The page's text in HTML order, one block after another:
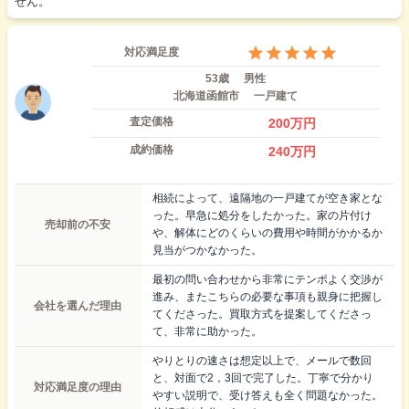
対応満足度
53歳
男性
北海道函館市
一戸建て
査定価格
200万円
成約価格 240万円
売却前の不安
相続によって、遠隔地の一戸建てが空き家とな
った。早急に処分をしたかった。家の片付け
や、解体にどのくらいの費用や時間がかかるか
見当がつかなかった。
会社を選んだ理由
最初の問い合わせから非常にテンポよく交渉が
進み、またこちらの必要な事項も親身に把握し
てくださった。買取方式を提案してくださっ
て、非常に助かった。
対応満足度の理由
やりとりの速さは想定以上で、メールで数回
と、対面で2，3回で完了した。丁寧で分かり
やすい説明で、受け答えも全く問題なかった。